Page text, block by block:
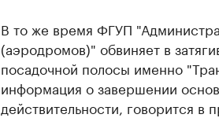
В то же время ФГУП
(аэродромов)" обвиняет в
посадочной полосы именно
информация о завершении
действительности, говорится в